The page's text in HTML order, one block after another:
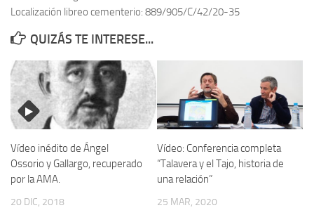
Memoria Histórica
Investigación previa de la represión en Talavera de la Reina (1937-
1947).
Informe Represión en Toledo 1936-1947 | Buscador
Informe de la fosa de abril de 1939 de Tembleque
Enciclopedia Republicana
Militantes históricos IR
Personajes republicanos
Localización libreo cementerio: 889/905/C/42/20-35
QUIZÁS TE INTERESE...
Vídeo inédito de Ángel
Ossorio y Gallargo, recuperado
por la AMA.
20 DIC, 2018
Vídeo: Conferencia completa
“Talavera y el Tajo, historia de
una relación”
25 MAR, 2020